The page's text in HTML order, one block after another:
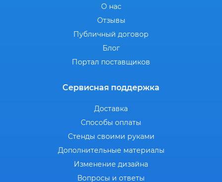
О нас
Отзывы
Публичный договор
Блог
Портал поставщиков
Сервисная поддержка
Доставка
Способы оплаты
Стенды своими руками
Дополнительные материалы
Изменение дизайна
Вопросы и ответы